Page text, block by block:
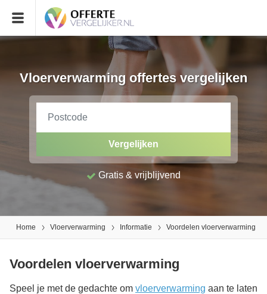
Vloerverwarming offertes vergelijken
Vergelijken
Gratis & vrijblijvend
Home Vloerverwarming Informatie Voordelen vloerverwarming
Voordelen vloerverwarming
Speel je met de gedachte om vloerverwarming aan te laten